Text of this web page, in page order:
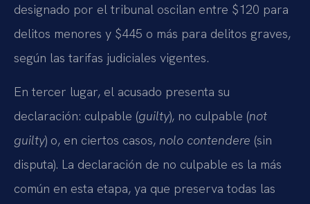
designado por el tribunal oscilan entre $120 para
delitos menores y $445 o más para delitos graves,
según las tarifas judiciales vigentes.
En tercer lugar, el acusado presenta su
declaración: culpable (guilty), no culpable (not
guilty) o, en ciertos casos, nolo contendere (sin
disputa). La declaración de no culpable es la más
común en esta etapa, ya que preserva todas las